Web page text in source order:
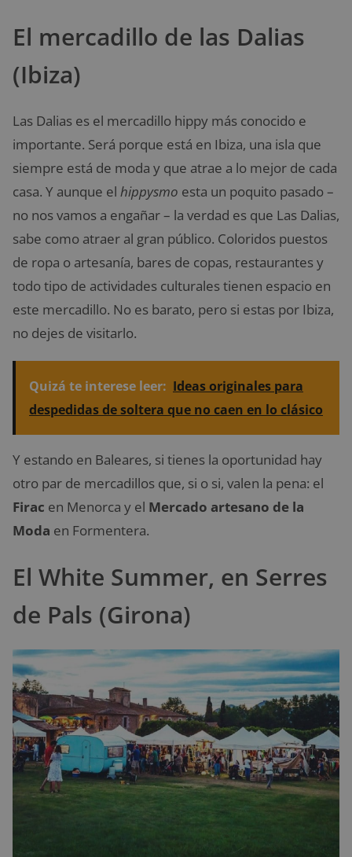
El mercadillo de las Dalias
(Ibiza)
Las Dalias es el mercadillo hippy más conocido e
importante. Será porque está en Ibiza, una isla que
siempre está de moda y que atrae a lo mejor de cada
casa. Y aunque el hippysmo esta un poquito pasado –
no nos vamos a engañar – la verdad es que Las Dalias,
sabe como atraer al gran público. Coloridos puestos
de ropa o artesanía, bares de copas, restaurantes y
todo tipo de actividades culturales tienen espacio en
este mercadillo. No es barato, pero si estas por Ibiza,
no dejes de visitarlo.
Quizá te interese leer: Ideas originales para
despedidas de soltera que no caen en lo clásico
Y estando en Baleares, si tienes la oportunidad hay
otro par de mercadillos que, si o si, valen la pena: el
Firac en Menorca y el Mercado artesano de la
Moda en Formentera.
El White Summer, en Serres
de Pals (Girona)